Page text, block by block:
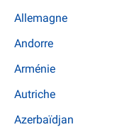
Allemagne
Andorre
Arménie
Autriche
Azerbaïdjan